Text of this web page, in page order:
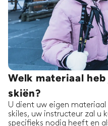
Xaver K.
Mikaela F.
23/11/2025-Skiën,
Marco was eerlijk
nog nooit geskied en
om ons alles te leren.
zoveel geleerd dat we
voelen om zelf te s...
Welk materiaal
skiën?
U dient uw eigen
skiles, uw instructeur zal u
specifieks nodig heeft en